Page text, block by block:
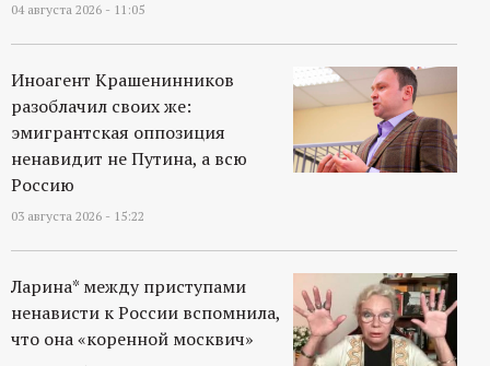
04 августа 2026 - 11:05
Иноагент Крашенинников
разоблачил своих же:
эмигрантская оппозиция
ненавидит не Путина, а всю
Россию
03 августа 2026 - 15:22
Ларина* между приступами
ненависти к России вспомнила,
что она «коренной москвич»